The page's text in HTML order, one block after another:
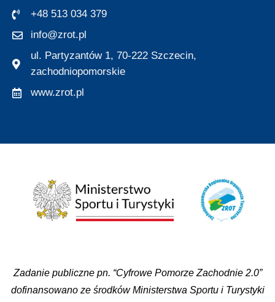
+48 513 034 379
info@zrot.pl
ul. Partyzantów 1, 70-222 Szczecin,
zachodniopomorskie
www.zrot.pl
Zadanie publiczne pn. “Cyfrowe Pomorze Zachodnie 2.0”
dofinansowano ze środków Ministerstwa Sportu i Turystyki